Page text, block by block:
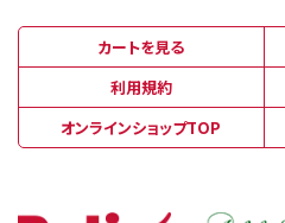
カートを見る
利用規約
オンラインショップTOP